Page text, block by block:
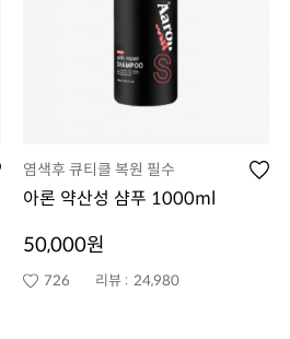
염색후 큐티클 복원 필수
아론 약산성 샴푸 1000ml
50,000원
726 리뷰 : 24,980